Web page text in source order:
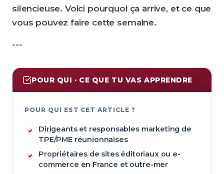
silencieuse. Voici pourquoi ça arrive, et ce que
vous pouvez faire cette semaine.
---
POUR QUI · CE QUE TU VAS APPRENDRE
POUR QUI EST CET ARTICLE ?
Dirigeants et responsables marketing de
TPE/PME réunionnaises
Propriétaires de sites éditoriaux ou e-
commerce en France et outre-mer